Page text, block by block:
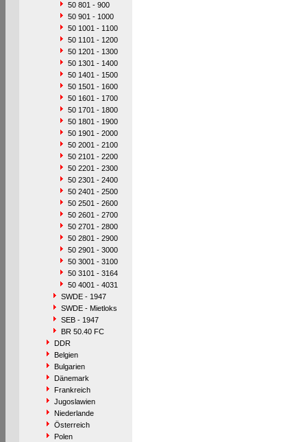
50 801 - 900
50 901 - 1000
50 1001 - 1100
50 1101 - 1200
50 1201 - 1300
50 1301 - 1400
50 1401 - 1500
50 1501 - 1600
50 1601 - 1700
50 1701 - 1800
50 1801 - 1900
50 1901 - 2000
50 2001 - 2100
50 2101 - 2200
50 2201 - 2300
50 2301 - 2400
50 2401 - 2500
50 2501 - 2600
50 2601 - 2700
50 2701 - 2800
50 2801 - 2900
50 2901 - 3000
50 3001 - 3100
50 3101 - 3164
50 4001 - 4031
SWDE - 1947
SWDE - Mietloks
SEB - 1947
BR 50.40 FC
DDR
Belgien
Bulgarien
Dänemark
Frankreich
Jugoslawien
Niederlande
Österreich
Polen